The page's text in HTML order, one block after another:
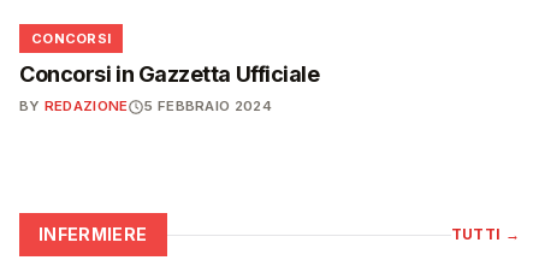
📋
CONCORSI
Concorsi in Gazzetta Ufficiale
BY REDAZIONE 5 FEBBRAIO 2024
INFERMIERE TUTTI →